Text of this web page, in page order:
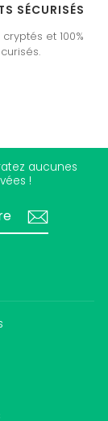
SÉCURISÉS
et 100%
aucunes
!